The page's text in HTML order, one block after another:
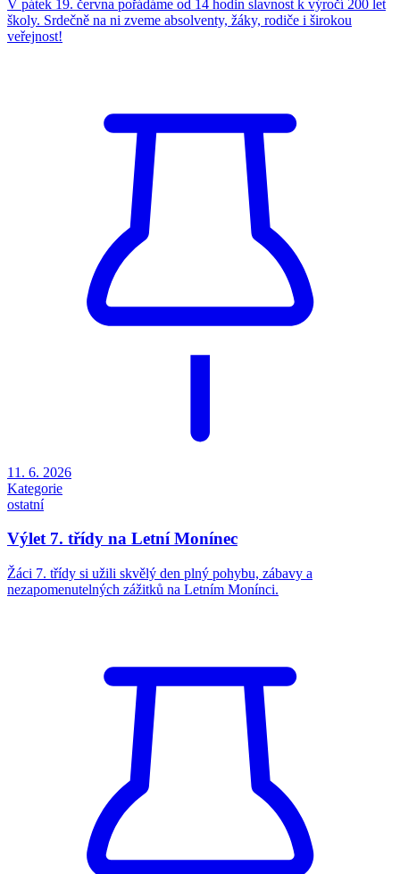
V pátek 19. června pořádáme od 14 hodin slavnost k výročí 200 let
školy. Srdečně na ni zveme absolventy, žáky, rodiče i širokou
veřejnost!
11. 6. 2026
Kategorie
ostatní
Výlet 7. třídy na Letní Monínec
Žáci 7. třídy si užili skvělý den plný pohybu, zábavy a
nezapomenutelných zážitků na Letním Monínci.